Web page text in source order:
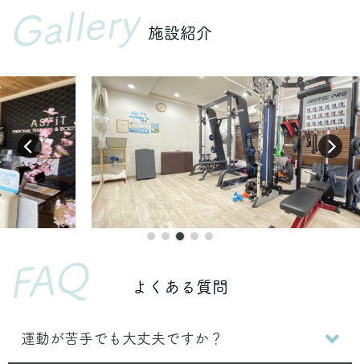
Gallery 施設紹介
FAQ よくある質問
運動が苦手でも大丈夫ですか？